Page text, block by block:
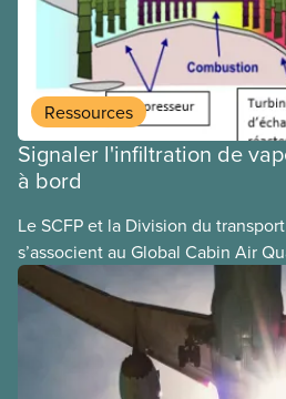
l’article 107 du Code canadien du
freiner la grève des agent(e)s de
qui luttaient pour mettre fin au
aux salaires de misère.
Ressources
Signaler l'infiltration de
à bord
Le SCFP et la Division du
s’associent au Global Cabin Air
(GCAQE), le cadre mondial de la
dans les cabines, pour permettre à
d’utiliser le Global Cabin Air
(GCARS), le système mondial de
d’incidents liés à la qualité de l’air